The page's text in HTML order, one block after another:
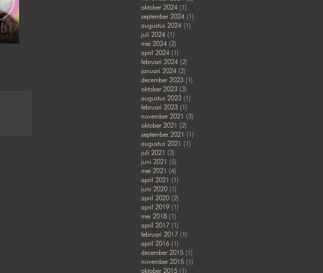
oktober 2024(1)
september 2024(1)
augustus 2024(1)
juli 2024(1)
mei 2024(2)
april 2024(1)
februari 2024(2)
januari 2024(2)
december 2023(1)
oktober 2023(3)
augustus 2023(1)
februari 2023(1)
november 2021 (3)
oktober 2021 (2)
september 2021 (1)
augustus 2021 (1)
juli 2021 (3)
juni 2021 (5)
mei 2021 (4)
april 2021 (1)
juni 2020(1)
april 2020(2)
april 2019(1)
mei 2018(1)
april 2017(1)
februari 2017(1)
april 2016(1)
december 2015(1)
november 2015(1)
oktober 2015(1)